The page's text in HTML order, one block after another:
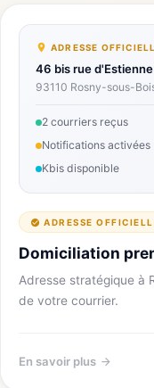
ADRESSE
46 bis rue
93110 Rosny-sous-
2 courriers reçus
Notifications activées
Kbis disponible
ADRESSE
Domiciliation
Adresse stratégique à
de votre courrier.
En savoir plus